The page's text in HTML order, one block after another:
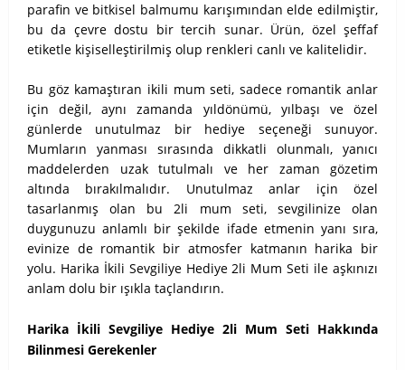
parafin ve bitkisel balmumu karışımından elde edilmiştir,
bu da çevre dostu bir tercih sunar. Ürün, özel şeffaf
etiketle kişiselleştirilmiş olup renkleri canlı ve kalitelidir.
Bu göz kamaştıran ikili mum seti, sadece romantik anlar
için değil, aynı zamanda yıldönümü, yılbaşı ve özel
günlerde unutulmaz bir hediye seçeneği sunuyor.
Mumların yanması sırasında dikkatli olunmalı, yanıcı
maddelerden uzak tutulmalı ve her zaman gözetim
altında bırakılmalıdır. Unutulmaz anlar için özel
tasarlanmış olan bu 2li mum seti, sevgilinize olan
duygunuzu anlamlı bir şekilde ifade etmenin yanı sıra,
evinize de romantik bir atmosfer katmanın harika bir
yolu. Harika İkili Sevgiliye Hediye 2li Mum Seti ile aşkınızı
anlam dolu bir ışıkla taçlandırın.
Harika İkili Sevgiliye Hediye 2li Mum Seti Hakkında
Bilinmesi Gerekenler